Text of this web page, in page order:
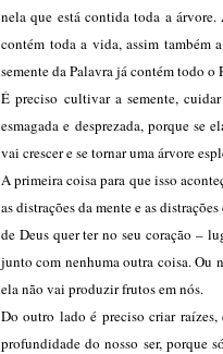
nela que está contida toda a
contém toda a vida, assim também
semente da Palavra já contém todo o
É preciso cultivar a semente,
esmagada e desprezada, porque se
vai crescer e se tornar uma árvore
A primeira coisa para que isso
as distrações da mente e as
de Deus quer ter no seu coração –
junto com nenhuma outra coisa. Ou
ela não vai produzir frutos em nós.
Do outro lado é preciso criar
profundidade do nosso ser, porque